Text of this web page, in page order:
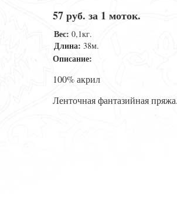
57 руб. за 1 моток.
Вес: 0,1кг.
Длина: 38м.
Описание:
100% акрил
Ленточная фантазийная пряжа.